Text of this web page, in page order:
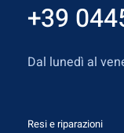
+39
Dal lunedì al
Resi e riparazioni